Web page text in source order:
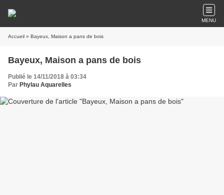
MENU
Accueil » Bayeux, Maison a pans de bois
Bayeux, Maison a pans de bois
Publié le 14/11/2018 à 03:34
Par Phylau Aquarelles